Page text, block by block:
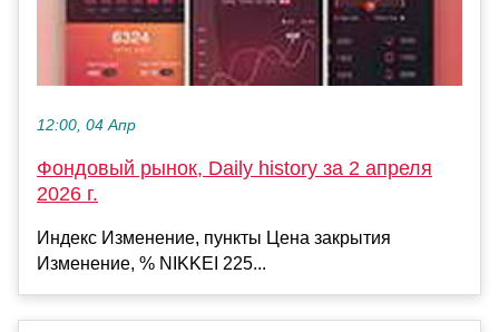
12:00, 04 Апр
Фондовый рынок, Daily history за 2 апреля
2026 г.
Индекс Изменение, пункты Цена закрытия
Изменение, % NIKKEI 225...